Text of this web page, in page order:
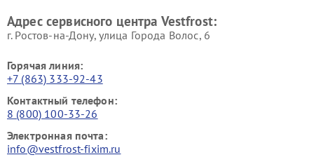
Адрес сервисного центра Vestfrost:
г. Ростов-на-Дону, улица Города Волос, 6
Горячая линия:
+7 (863) 333-92-43
Контактный телефон:
8 (800) 100-33-26
Электронная почта:
info@vestfrost-fixim.ru